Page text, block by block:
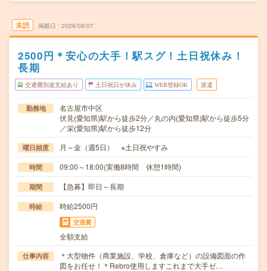
未読 掲載日 2026/08/07
2500円＊安心の大手！駅スグ！土日祝休み！
長期
交通費別途支給あり 土日祝日が休み WEB登録OK 派遣
勤務地
名古屋市中区
伏見(愛知県)駅から徒歩2分／丸の内(愛知県)駅から徒歩5分
／栄(愛知県)駅から徒歩12分
曜日頻度 月～金（週5日） ※土日祝やすみ
時間 09:00～18:00(実働8時間 休憩1時間)
期間 【急募】即日～長期
時給 時給2500円
交通費
全額支給
仕事内容
＊大型物件（商業施設、学校、倉庫など）の設備図面の作
図をお任せ！＊Rebro使用しますこれまで大手ゼ…